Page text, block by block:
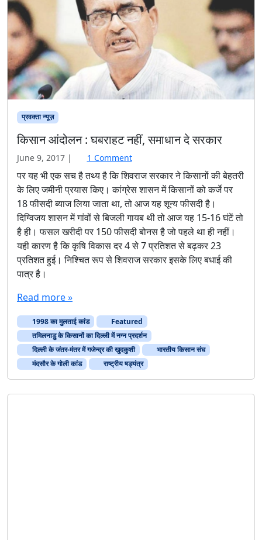
प्रवक्ता न्यूज़
किसान आंदोलन : घबराहट नहीं, समाधान दे सरकार
June 9, 2017 | 1 Commento
कि
सा
न
आं
दो
ल
न
ह
ट
न
हीं
,
स
पर यह भी एक सच है तथ्य है कि शिवराज सरकार ने किसानों की बेहतरी
के लिए जमीनी प्रयास किए। कांग्रेस शासन में किसानों को कर्जे पर
18 फीसदी ब्याज लिया जाता था, तो आज यह शून्य फीसदी है।
दिग्विजय शासन में गांवों से बिजली गायब थी तो आज यह 15-16 घंटें तो
है ही। फसल खरीदी पर 150 फीसदी बोनस है जो पहले था ही नहीं।
यही कारण है कि कृषि विकास दर 4 से 7 प्रतिशत से बढ़कर 23
प्रतिशत हुई। निश्चित रूप से शिवराज सरकार इसके लिए बधाई की
पात्र है।
Read more »
1998 का मुलताई कांड
Featured
तमिलनाडु के किसानों का दिल्ली में नग्न प्रदर्शन
दिल्ली के जंतर-मंतर में गजेन्द्र की खुदकुशी
भारतीय किसान संघ
मंदसौर के गोली कांड
राष्ट्रीय षड्यंत्र